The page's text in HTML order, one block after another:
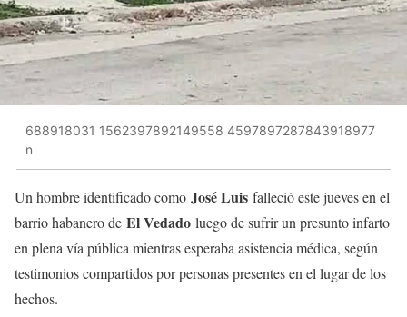
688918031 1562397892149558 4597897287843918977
n
Un hombre identificado como José Luis falleció este jueves en el
barrio habanero de El Vedado luego de sufrir un presunto infarto
en plena vía pública mientras esperaba asistencia médica, según
testimonios compartidos por personas presentes en el lugar de los
hechos.